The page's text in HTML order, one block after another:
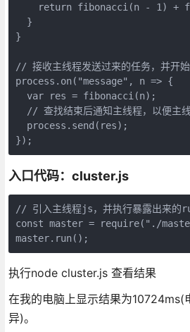
return fibonacci(n - 1) +
  }
}
// 接收主线程发送过来的任务，并开
process.on("message", n => {
  var res = fibonacci(n);
// 查找结束后通知主线程，以便主
  process.send(res);
});
入口代码：cluster.js
// 引入主线程js，并执行暴露出来的
const master = require("./
master.run();
执行node cluster.js 查看结果
在我的电脑上显示结果为10724ms(
异)。